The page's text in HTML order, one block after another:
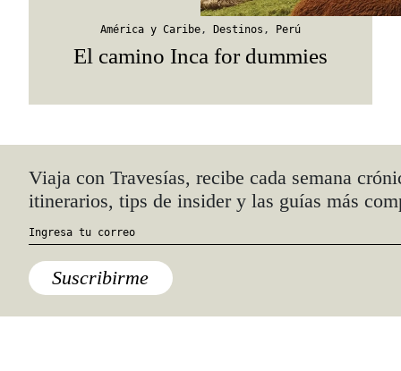
América y Caribe , Destinos , Perú
El camino Inca for dummies
Anúnciate con nosotros
hola@travesiasmedia.com